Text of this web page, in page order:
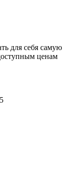
для себя самую
ценам